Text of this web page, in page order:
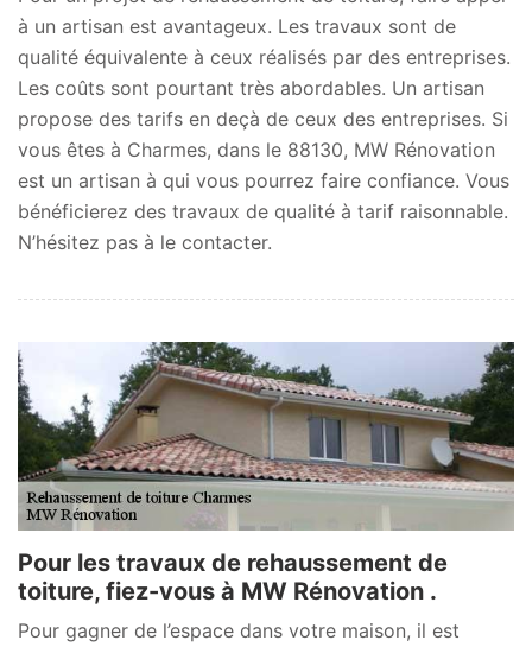
à un artisan est avantageux. Les travaux sont de
qualité équivalente à ceux réalisés par des entreprises.
Les coûts sont pourtant très abordables. Un artisan
propose des tarifs en deçà de ceux des entreprises. Si
vous êtes à Charmes, dans le 88130, MW Rénovation
est un artisan à qui vous pourrez faire confiance. Vous
bénéficierez des travaux de qualité à tarif raisonnable.
N’hésitez pas à le contacter.
Pour les travaux de rehaussement de
toiture, fiez-vous à MW Rénovation .
Pour gagner de l’espace dans votre maison, il est